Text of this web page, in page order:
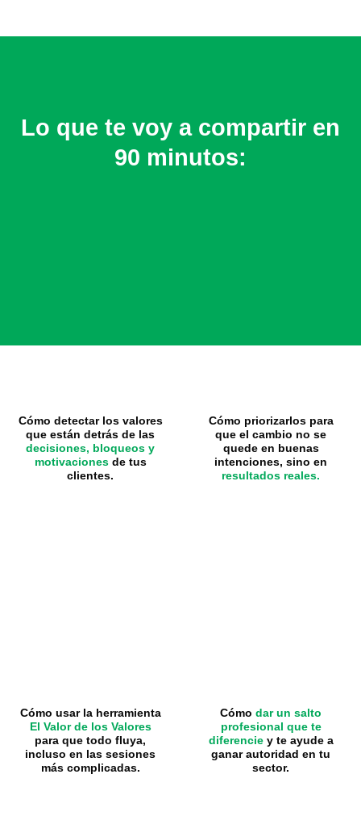
Lo que te voy a compartir en
90 minutos:
Cómo detectar los valores
que están detrás de las
decisiones, bloqueos y
motivacionesde tus
clientes.
Cómo priorizarlos para
que el cambio no se
quede en buenas
intenciones, sino en
resultados reales.
Cómo usar la herramienta
El Valor de los Valores
para que todo fluya,
incluso en las sesiones
más complicadas.
Cómo dar un salto
profesional que te
diferenciey te ayude a
ganar autoridad en tu
sector.